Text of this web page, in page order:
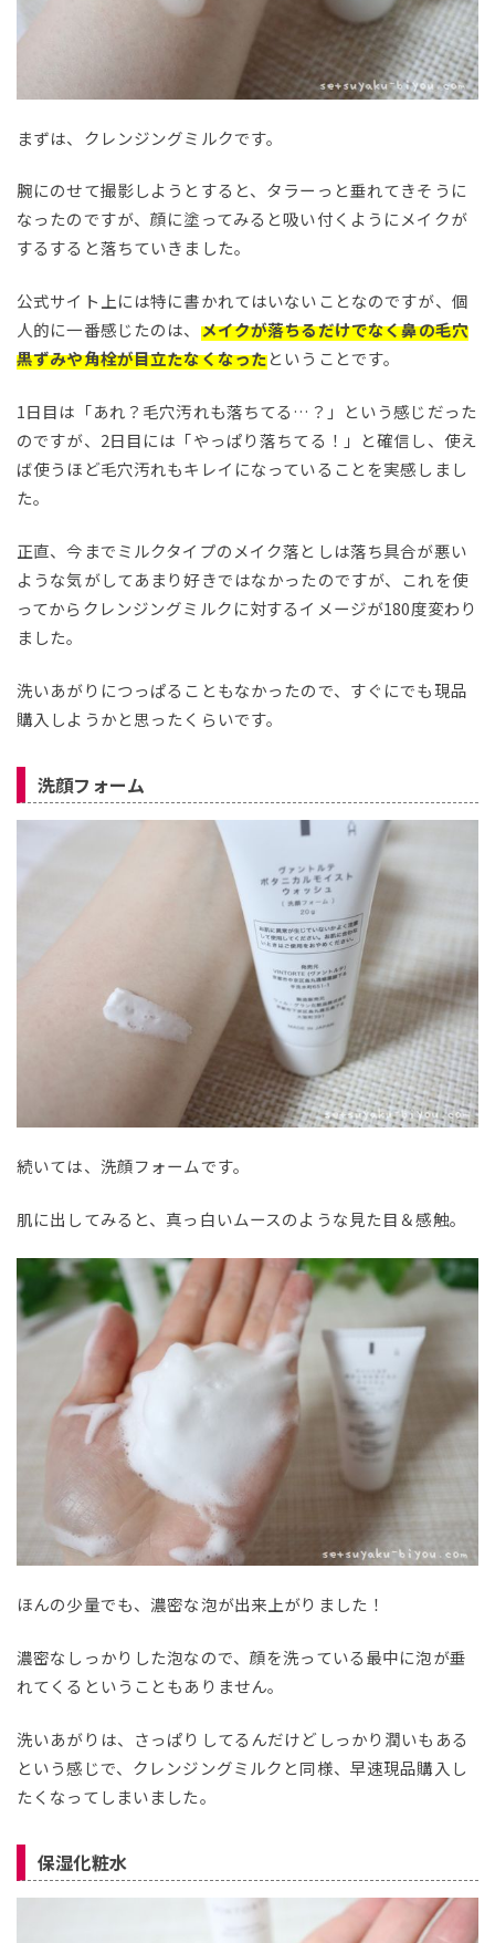
まずは、クレンジングミルクです。
腕にのせて撮影しようとすると、タラーっと垂れてきそうに
なったのですが、顔に塗ってみると吸い付くようにメイクが
するすると落ちていきました。
公式サイト上には特に書かれてはいないことなのですが、個
人的に一番感じたのは、 メイクが落ちるだけでなく鼻の毛穴
黒ずみや角栓が目立たなくなったということです。
1日目は「あれ？毛穴汚れも落ちてる…？」という感じだった
のですが、2日目には「やっぱり落ちてる！」と確信し、使え
ば使うほど毛穴汚れもキレイになっていることを実感しまし
た。
正直、今までミルクタイプのメイク落としは落ち具合が悪い
ような気がしてあまり好きではなかったのですが、これを使
ってからクレンジングミルクに対するイメージが180度変わり
ました。
洗いあがりにつっぱることもなかったので、すぐにでも現品
購入しようかと思ったくらいです。
洗顔フォーム
続いては、洗顔フォームです。
肌に出してみると、真っ白いムースのような見た目＆感触。
ほんの少量でも、濃密な泡が出来上がりました！
濃密なしっかりした泡なので、顔を洗っている最中に泡が垂
れてくるということもありません。
洗いあがりは、さっぱりしてるんだけどしっかり潤いもある
という感じで、クレンジングミルクと同様、早速現品購入し
たくなってしまいました。
保湿化粧水